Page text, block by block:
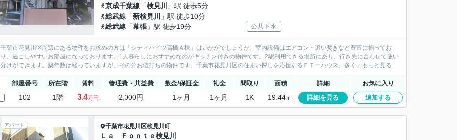
京成千葉線 「検見川
」駅 徒歩5分
総武線 「新検見川
」駅 徒歩10分
総武線 「幕張 」駅 徒歩19分 公共下水
千葉市花見川区周辺にある物件をお求めの方は「シティハイツ高橋Ａ棟」はいかがでしょうか。室内設備はエアコン・追い焚きなど豊富に揃ってお
り、過ごしやすいお部屋になっております。1人暮らしにおすすめなのがキッチン付きの物件です。2駅利用できる場所にあり、行き先に合わせて使い
分けができます。築年数は経っていますが、その分お値打ちの物件です。千葉市花見川区の住まい探しを応援するＦＴーハウス。多く... もっと見る
部屋番号 所在階 賃料 管理費・共益費 敷金/保証金 礼金 間取り 面積 詳細 お気に入り
102 1階 3.4万円 2,000円 1ヶ月 1ヶ月 1K 19.44㎡ 詳細を見る 追加する
アパート 千葉市花見川区検見川町
Ｌａ Ｆｏｎｔｅ検見川